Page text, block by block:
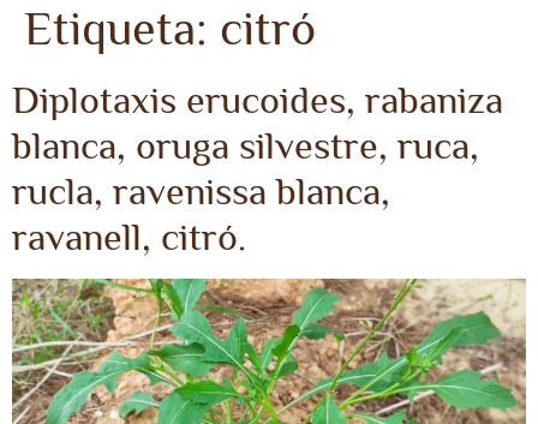
Etiqueta: citró
Diplotaxis erucoides, rabaniza
blanca, oruga silvestre, ruca,
rucla, ravenissa blanca,
ravanell, citró.